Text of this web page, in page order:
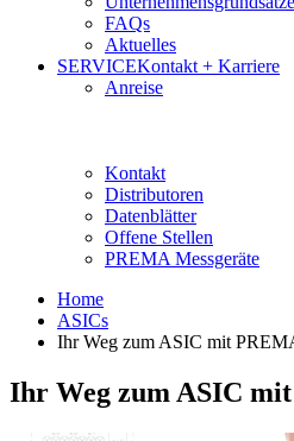
FAQs
Aktuelles
SERVICEKontakt + Karriere
Anreise
Kontakt
Distributoren
Datenblätter
Offene Stellen
PREMA Messgeräte
Home
ASICs
Ihr Weg zum ASIC mit
Ihr Weg zum ASIC